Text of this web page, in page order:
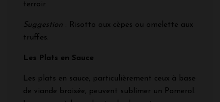
terroir.
Suggestion : Risotto aux cèpes ou omelette aux
truffes.
Les Plats en Sauce
Les plats en sauce, particulièrement ceux à base
de viande braisée, peuvent sublimer un Pomerol.